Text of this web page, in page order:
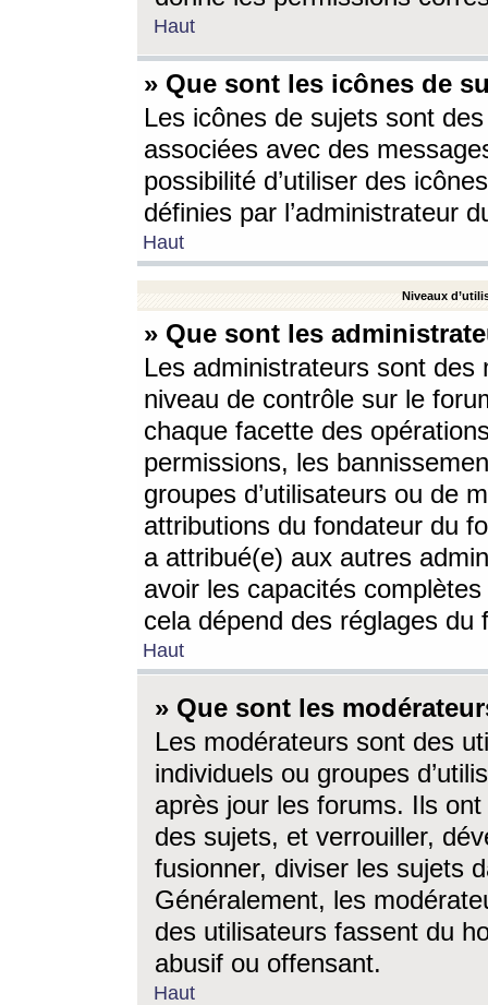
Haut
» Que sont les icônes de
Les icônes de sujets sont
associées avec des
possibilité d’utiliser des
définies par l’administrateur
Haut
Niveaux
» Que sont les
Les administrateurs sont
niveau de contrôle sur le
chaque facette des
permissions, les
groupes d’utilisateurs ou de
attributions du fondateur du
a attribué(e) aux autres
avoir les capacités
cela dépend des réglages du
Haut
» Que sont les
Les modérateurs sont des
individuels ou groupes
après jour les forums. Ils ont
des sujets, et verrouiller,
fusionner, diviser les sujets
Généralement, les
des utilisateurs fassent du
abusif ou offensant.
Haut